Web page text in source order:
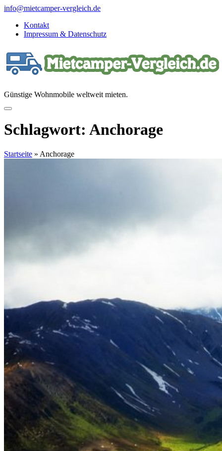
Direkt
Inhalt
info@mietcamper-vergleich.de
Kontakt
Impressum & Datenschutz
Günstige Wohnmobile weltweit mieten.
Schlagwort: Anchorage
Startseite » Anchorage